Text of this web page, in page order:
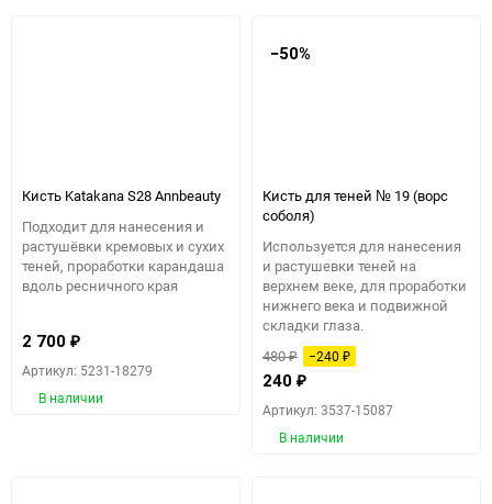
Кисть Katakana S28 Annbeauty
Подходит для нанесения и
растушёвки кремовых и сухих
теней, проработки карандаша
вдоль ресничного края
2 700 ₽
Артикул: 5231-18279
В наличии
−50%
Кисть для теней № 19 (ворс
соболя)
Используется для нанесения
и растушевки теней на
верхнем веке, для проработки
нижнего века и подвижной
складки глаза.
480₽ −240 ₽
240 ₽
Артикул: 3537-15087
В наличии